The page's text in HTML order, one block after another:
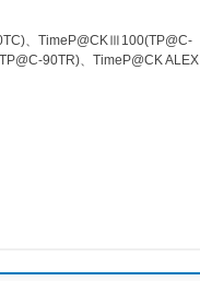
、TimeP@CKⅢ100(TP@C-
90TR)、TimeP@CK ALEX